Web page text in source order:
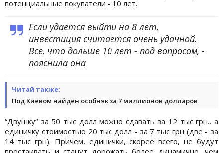
потенциальные покупатели - 10 лет.
Если удается выйти на 8 лет,
инвестиция считается очень удачной.
Все, что дольше 10 лет - под вопросом, -
пояснила она
Читай также:
Под Киевом найден особняк за 7 миллионов долларов
“Двушку“ за 50 тыс долл можно сдавать за 12 тыс грн., а
единичку стоимостью 20 тыс долл - за 7 тыс грн (две - за
14 тыс грн). Причем, единички, скорее всего, не будут
простаивать и станут дорожать более динамично, чем